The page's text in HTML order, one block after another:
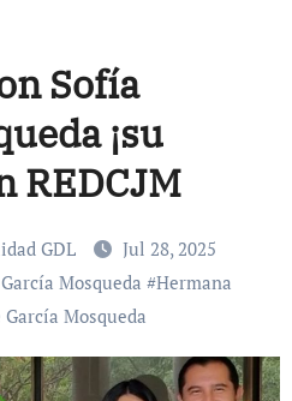
Sofía
¡su
REDCJM
GDL
Jul 28, 2025
Mosqueda #Hermana
Mosqueda